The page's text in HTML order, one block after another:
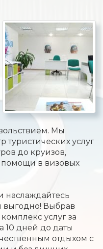
Мы
туристических услуг
до круизов,
помощи в визовых
наслаждайтесь
выгодно! Выбрав
услуг за
10 дней до даты
отдыхом с